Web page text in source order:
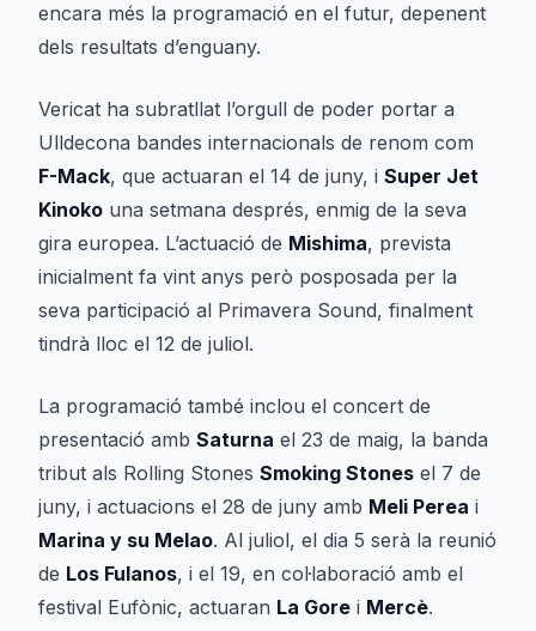
encara més la programació en el futur, depenent
dels resultats d’enguany.
Vericat ha subratllat l’orgull de poder portar a
Ulldecona bandes internacionals de renom com
F-Mack, que actuaran el 14 de juny, i Super Jet
Kinoko una setmana després, enmig de la seva
gira europea. L’actuació de Mishima, prevista
inicialment fa vint anys però posposada per la
seva participació al Primavera Sound, finalment
tindrà lloc el 12 de juliol.
La programació també inclou el concert de
presentació amb Saturna el 23 de maig, la banda
tribut als Rolling Stones Smoking Stones el 7 de
juny, i actuacions el 28 de juny amb Meli Perea i
Marina y su Melao. Al juliol, el dia 5 serà la reunió
de Los Fulanos, i el 19, en col·laboració amb el
festival Eufònic, actuaran La Gore i Mercè.